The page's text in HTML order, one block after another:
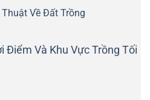
Về Đất Trồng
Điểm Và Khu Vực Trồng Tối